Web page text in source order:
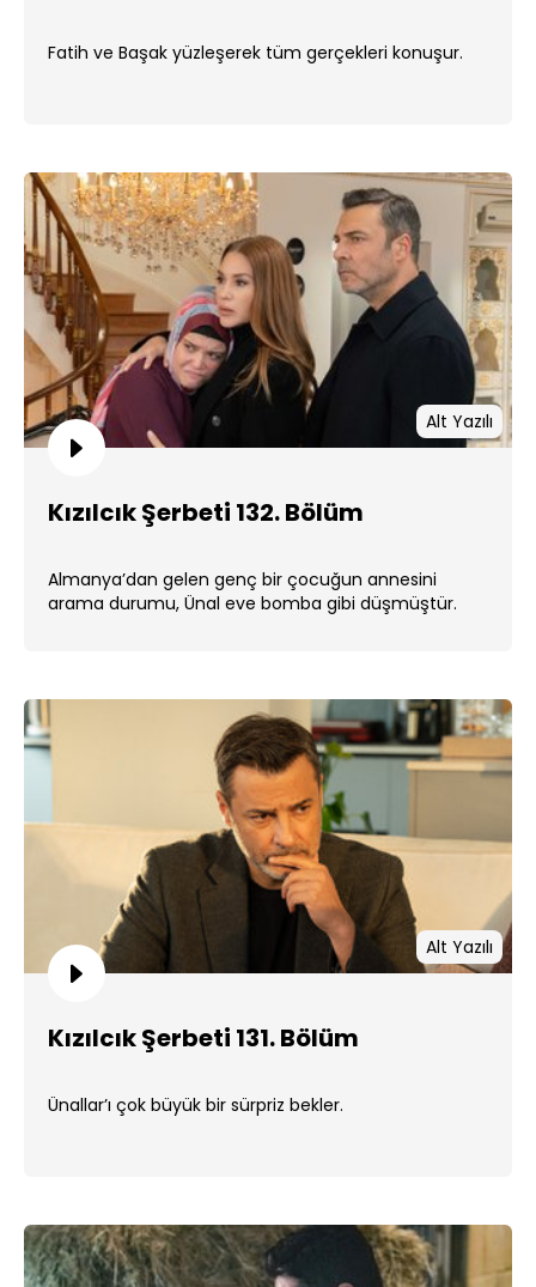
Fatih ve Başak yüzleşerek tüm gerçekleri konuşur.
Alt Yazılı
Kızılcık Şerbeti 132. Bölüm
Almanya’dan gelen genç bir çocuğun annesini
arama durumu, Ünal eve bomba gibi düşmüştür.
Alt Yazılı
Kızılcık Şerbeti 131. Bölüm
Ünallar’ı çok büyük bir sürpriz bekler.